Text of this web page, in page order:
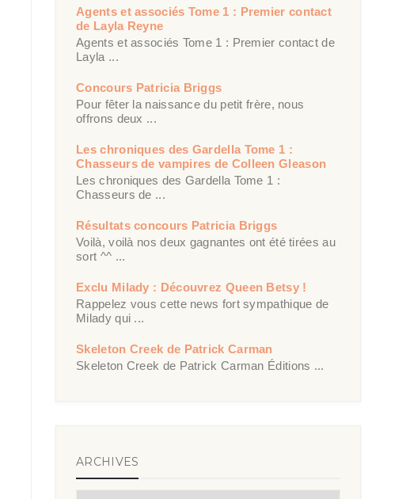
Agents et associés Tome 1 : Premier contact
de Layla Reyne
Agents et associés Tome 1 : Premier contact de
Layla ...
Concours Patricia Briggs
Pour fêter la naissance du petit frère, nous
offrons deux ...
Les chroniques des Gardella Tome 1 :
Chasseurs de vampires de Colleen Gleason
Les chroniques des Gardella Tome 1 :
Chasseurs de ...
Résultats concours Patricia Briggs
Voilà, voilà nos deux gagnantes ont été tirées au
sort ^^ ...
Exclu Milady : Découvrez Queen Betsy !
Rappelez vous cette news fort sympathique de
Milady qui ...
Skeleton Creek de Patrick Carman
Skeleton Creek de Patrick Carman Éditions ...
ARCHIVES